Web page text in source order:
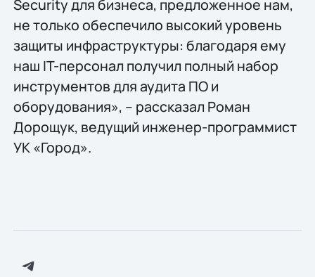
Security для бизнеса, предложенное нам,
не только обеспечило высокий уровень
защиты инфраструктуры: благодаря ему
наш IT-персонал получил полный набор
инструментов для аудита ПО и
оборудования», – рассказал Роман
Дорощук, ведущий инженер-программист
УК «Город».